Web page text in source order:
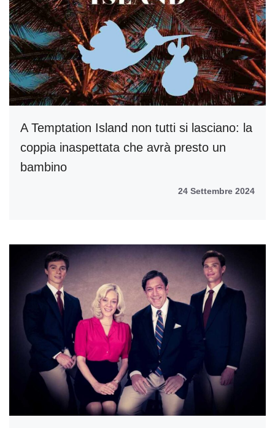
A Temptation Island non tutti si lasciano: la
coppia inaspettata che avrà presto un
bambino
24 Settembre 2024